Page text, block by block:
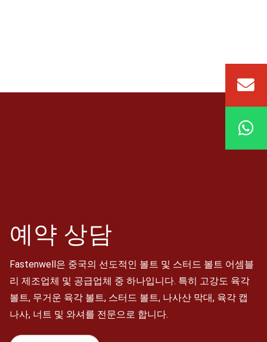
예약 상담
Fastenwell은 중국의 선도적인 볼트 및 스터드 볼트 어셈블
리 제조업체 및 공급업체 중 하나입니다. 특히 고강도 육각
볼트, 무거운 육각 볼트, 스터드 볼트, 나사산 막대, 육각 캡
나사, 너트 및 와셔를 전문으로 합니다.